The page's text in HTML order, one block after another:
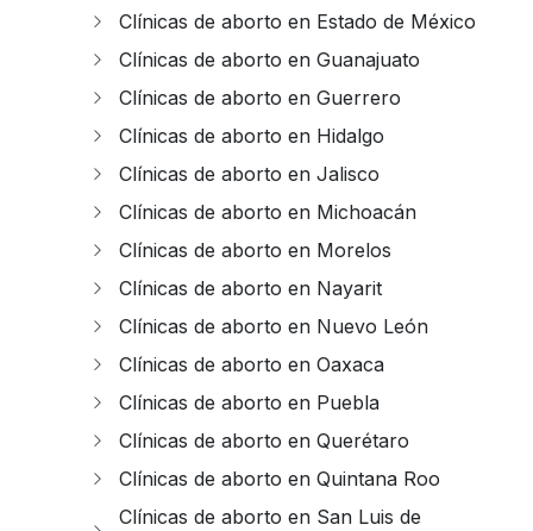
Clínicas de aborto en Estado de México
Clínicas de aborto en Guanajuato
Clínicas de aborto en Guerrero
Clínicas de aborto en Hidalgo
Clínicas de aborto en Jalisco
Clínicas de aborto en Michoacán
Clínicas de aborto en Morelos
Clínicas de aborto en Nayarit
Clínicas de aborto en Nuevo León
Clínicas de aborto en Oaxaca
Clínicas de aborto en Puebla
Clínicas de aborto en Querétaro
Clínicas de aborto en Quintana Roo
Clínicas de aborto en San Luis de